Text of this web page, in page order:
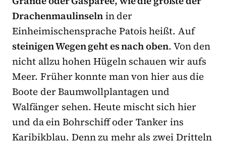
Drachenmaulinselnin der
Einheimischensprache Patois heißt. Auf
steinigen Wegen geht es nach oben. Von den
nicht allzu hohen Hügeln schauen wir aufs
Meer. Früher konnte man von hier aus die
Boote der Baumwollplantagen und
Walfänger sehen. Heute mischt sich hier
und da ein Bohrschiff oder Tanker ins
Karibikblau. Denn zu mehr als zwei Dritteln